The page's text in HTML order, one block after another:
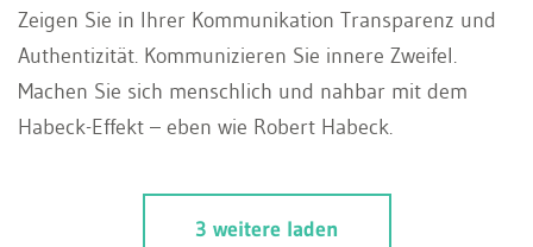
Zeigen Sie in Ihrer Kommunikation Transparenz und
Authentizität. Kommunizieren Sie innere Zweifel.
Machen Sie sich menschlich und nahbar mit dem
Habeck-Effekt – eben wie Robert Habeck.
3 weitere laden